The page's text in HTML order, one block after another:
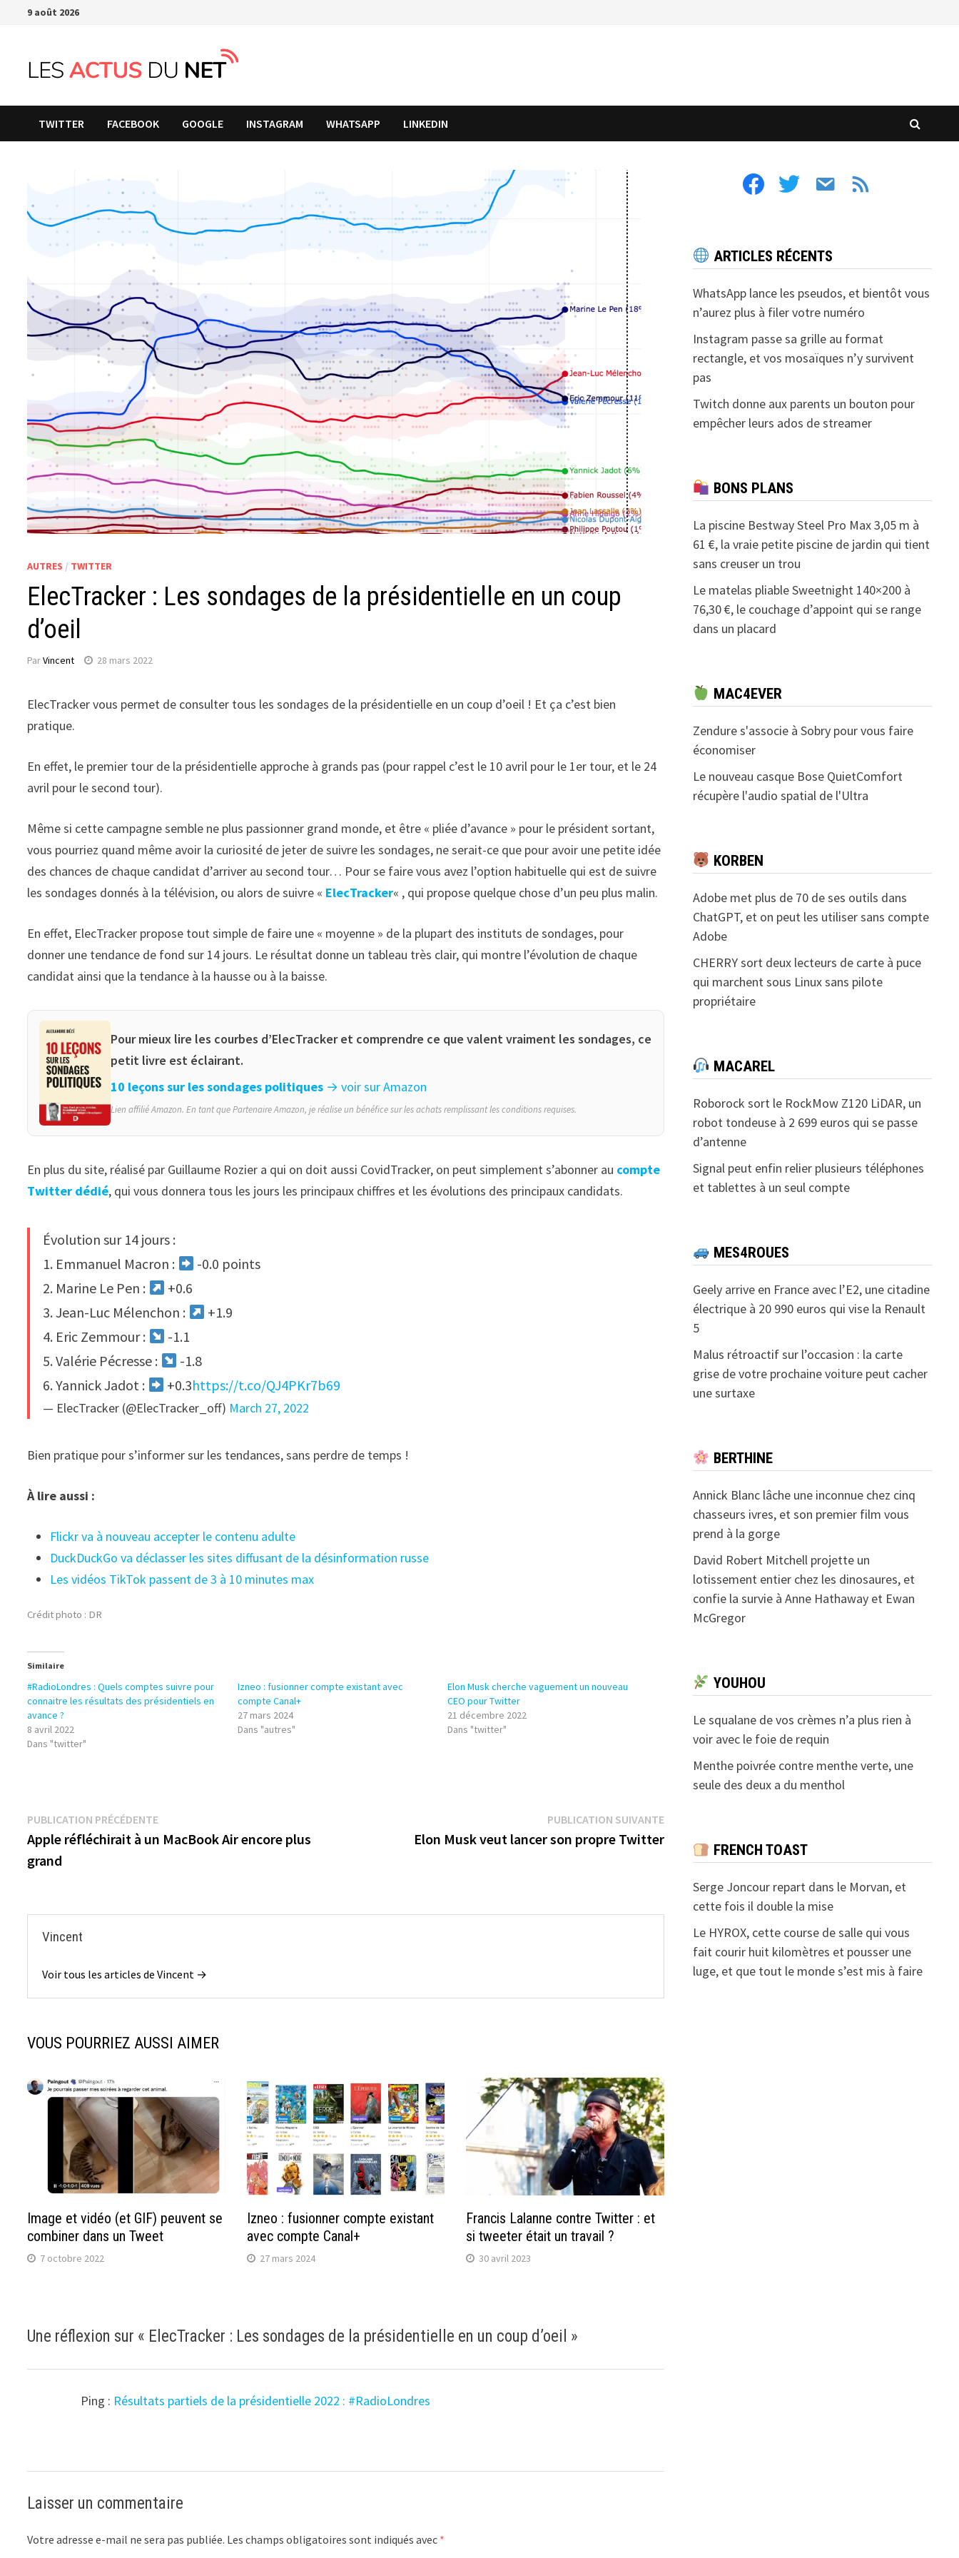
Passer9 août 2026
TWITTER FACEBOOK GOOGLE INSTAGRAM WHATSAPP LINKEDIN
AUTRES / TWITTER
ElecTracker : Les sondages de la présidentielle en un coup
d’oeil
ParVincent 28 mars 2022
ElecTracker vous permet de consulter tous les sondages de la présidentielle en un coup d’oeil ! Et ça c’est bien
pratique.
En effet, le premier tour de la présidentielle approche à grands pas (pour rappel c’est le 10 avril pour le 1er tour, et le 24
avril pour le second tour).
Même si cette campagne semble ne plus passionner grand monde, et être « pliée d’avance » pour le président sortant,
vous pourriez quand même avoir la curiosité de jeter de suivre les sondages, ne serait-ce que pour avoir une petite idée
des chances de chaque candidat d’arriver au second tour… Pour se faire vous avez l’option habituelle qui est de suivre
les sondages donnés à la télévision, ou alors de suivre « ElecTracker« , qui propose quelque chose d’un peu plus malin.
En effet, ElecTracker propose tout simple de faire une « moyenne » de la plupart des instituts de sondages, pour
donner une tendance de fond sur 14 jours. Le résultat donne un tableau très clair, qui montre l’évolution de chaque
candidat ainsi que la tendance à la hausse ou à la baisse.
Pour mieux lire les courbes d’ElecTracker et comprendre ce que valent vraiment les sondages, ce
petit livre est éclairant.
10 leçons sur les sondages politiques → voir sur Amazon
Lien affilié Amazon. En tant que Partenaire Amazon, je réalise un bénéfice sur les achats remplissant les conditions requises.
En plus du site, réalisé par Guillaume Rozier a qui on doit aussi CovidTracker, on peut simplement s’abonner au compte
Twitter dédié, qui vous donnera tous les jours les principaux chiffres et les évolutions des principaux candidats.
Évolution sur 14 jours :
1. Emmanuel Macron :
-0.0 points
2. Marine Le Pen :
+0.6
3. Jean-Luc Mélenchon :
+1.9
4. Eric Zemmour :
-1.1
5. Valérie Pécresse :
-1.8
6. Yannick Jadot :
+0.3https://t.co/QJ4PKr7b69
— ElecTracker (@ElecTracker_off) March 27, 2022
Bien pratique pour s’informer sur les tendances, sans perdre de temps !
À lire aussi :
Flickr va à nouveau accepter le contenu adulte
DuckDuckGo va déclasser les sites diffusant de la désinformation russe
Les vidéos TikTok passent de 3 à 10 minutes max
Crédit photo : DR
Similaire
#RadioLondres : Quels comptes suivre pour
connaitre les résultats des présidentiels en
avance ?
8 avril 2022
Dans "twitter"
Izneo : fusionner compte existant avec
compte Canal+
27 mars 2024
Dans "autres"
Elon Musk cherche vaguement un nouveau
CEO pour Twitter
21 décembre 2022
Dans "twitter"
Navigation
de
l’article
PUBLICATION PRÉCÉDENTEPublication
précédente :
Apple réfléchirait à un MacBook Air encore plus
grand
PUBLICATION SUIVANTEPublication
suivante :
Elon Musk veut lancer son propre Twitter
Vincent
Voir tous les articles de Vincent →
VOUS POURRIEZ AUSSI AIMER
Image et vidéo (et GIF) peuvent se
combiner dans un Tweet
7 octobre 2022
Izneo : fusionner compte existant
avec compte Canal+
27 mars 2024
Francis Lalanne contre Twitter : et
si tweeter était un travail ?
30 avril 2023
Une réflexion sur « ElecTracker : Les sondages de la présidentielle en un coup d’oeil »
Ping : Résultats partiels de la présidentielle 2022 : #RadioLondres
Laisser un commentaire
Votre adresse e-mail ne sera pas publiée. Les champs obligatoires sont indiqués avec *
facebooktwitter email feed
ARTICLES RÉCENTS
WhatsApp lance les pseudos, et bientôt vous
n’aurez plus à filer votre numéro
Instagram passe sa grille au format
rectangle, et vos mosaïques n’y survivent
pas
Twitch donne aux parents un bouton pour
empêcher leurs ados de streamer
BONS PLANS
La piscine Bestway Steel Pro Max 3,05 m à
61 €, la vraie petite piscine de jardin qui tient
sans creuser un trou
Le matelas pliable Sweetnight 140×200 à
76,30 €, le couchage d’appoint qui se range
dans un placard
MAC4EVER
Zendure s'associe à Sobry pour vous faire
économiser
Le nouveau casque Bose QuietComfort
récupère l'audio spatial de l'Ultra
KORBEN
Adobe met plus de 70 de ses outils dans
ChatGPT, et on peut les utiliser sans compte
Adobe
CHERRY sort deux lecteurs de carte à puce
qui marchent sous Linux sans pilote
propriétaire
MACAREL
Roborock sort le RockMow Z120 LiDAR, un
robot tondeuse à 2 699 euros qui se passe
d’antenne
Signal peut enfin relier plusieurs téléphones
et tablettes à un seul compte
MES4ROUES
Geely arrive en France avec l’E2, une citadine
électrique à 20 990 euros qui vise la Renault
5
Malus rétroactif sur l’occasion : la carte
grise de votre prochaine voiture peut cacher
une surtaxe
BERTHINE
Annick Blanc lâche une inconnue chez cinq
chasseurs ivres, et son premier film vous
prend à la gorge
David Robert Mitchell projette un
lotissement entier chez les dinosaures, et
confie la survie à Anne Hathaway et Ewan
McGregor
YOUHOU
Le squalane de vos crèmes n’a plus rien à
voir avec le foie de requin
Menthe poivrée contre menthe verte, une
seule des deux a du menthol
FRENCH TOAST
Serge Joncour repart dans le Morvan, et
cette fois il double la mise
Le HYROX, cette course de salle qui vous
fait courir huit kilomètres et pousser une
luge, et que tout le monde s’est mis à faire